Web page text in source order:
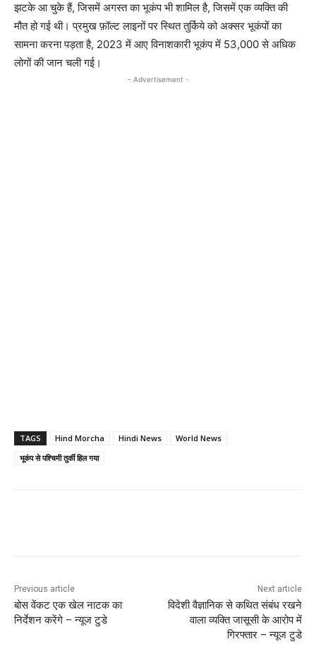
झटके आ चुके हैं, जिसमें अगस्त का भूकंप भी शामिल है, जिसमें एक व्यक्ति की
मौत हो गई थी। प्रमुख फ़ॉल्ट लाइनों पर स्थित तुर्किये को अक्सर भूकंपों का
सामना करना पड़ता है, 2023 में आए विनाशकारी भूकंप में 53,000 से अधिक
लोगों की जान चली गई।
- Advertisement -
TAGS Hind Morcha Hindi News
World News
भूकंप से पश्चिमी तुर्की हिल गया
Previous article
बोस वेंकट एक खेल नाटक का
निर्देशन करेंगे – न्यूज टुडे
Next article
विदेशी वैज्ञानिक से कथित संबंध रखने
वाला व्यक्ति जासूसी के आरोप में
गिरफ्तार – न्यूज टुडे